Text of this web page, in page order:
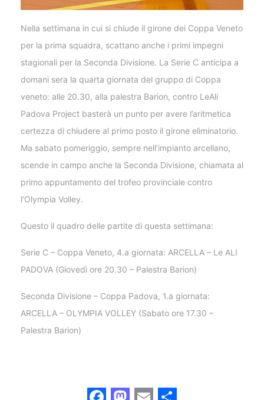
Nella settimana in cui si chiude il girone dei Coppa Veneto
per la prima squadra, scattano anche i primi impegni
stagionali per la Seconda Divisione. La Serie C anticipa a
domani sera la quarta giornata del gruppo di Coppa
veneto: alle 20.30, alla palestra Barion, contro LeAli
Padova Project basterà un punto per avere l’aritmetica
certezza di chiudere al primo posto il girone eliminatorio.
Ma sabato pomeriggio, sempre nell’impianto arcellano,
scende in campo anche la Seconda Divisione, chiamata al
primo appuntamento del trofeo provinciale contro
l’Olympia Volley.
Questo il quadro delle partite di questa settimana:
Serie C – Coppa Veneto, 4.a giornata: ARCELLA – Le ALI
PADOVA (Giovedì ore 20.30 – Palestra Barion)
Seconda Divisione – Coppa Padova, 1.a giornata:
ARCELLA – OLYMPIA VOLLEY (Sabato ore 17.30 –
Palestra Barion)